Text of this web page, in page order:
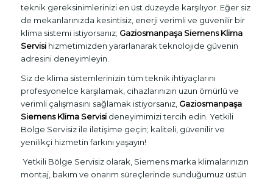
teknik gereksinimlerinizi en üst düzeyde karşılıyor. Eğer siz
de mekanlarınızda kesintisiz, enerji verimli ve güvenilir bir
klima sistemi istiyorsanız; Gaziosmanpaşa Siemens Klima
Servisihizmetimizden yararlanarak teknolojide güvenin
adresini deneyimleyin.
Siz de klima sistemlerinizin tüm teknik ihtiyaçlarını
profesyonelce karşılamak, cihazlarınızın uzun ömürlü ve
verimli çalışmasını sağlamak istiyorsanız, Gaziosmanpaşa
Siemens Klima Servisideneyimimizi tercih edin. Yetkili
Bölge Servisiz ile iletişime geçin; kaliteli, güvenilir ve
yenilikçi hizmetin farkını yaşayın!
Yetkili Bölge Servisiz olarak, Siemens marka klimalarınızın
montaj, bakım ve onarım süreçlerinde sunduğumuz üstün